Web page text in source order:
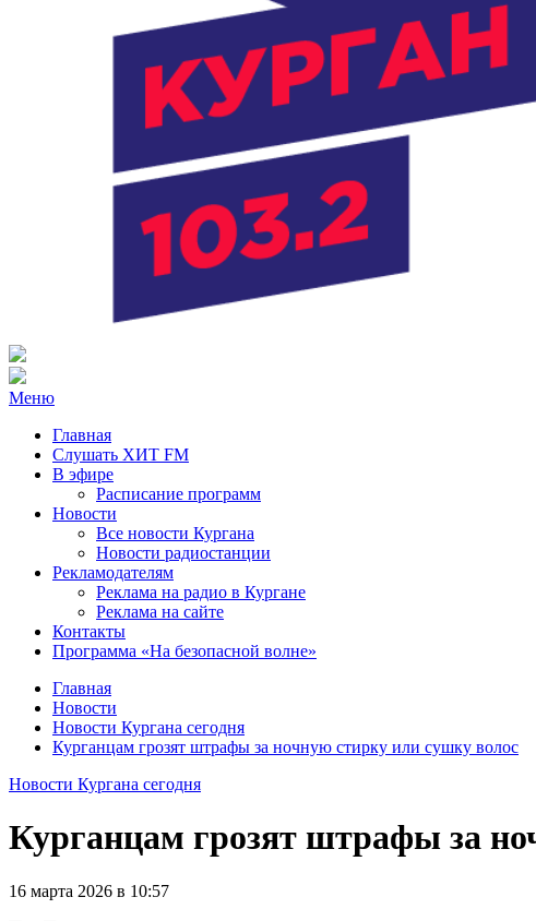
Радио ХИТ FM Курган
103.2 FM
Меню
Главная
Слушать ХИТ FM
В эфире
Расписание программ
Новости
Все новости Кургана
Новости радиостанции
Рекламодателям
Реклама на радио в Кургане
Реклама на сайте
Контакты
Программа «На безопасной волне»
Главная
Новости
Новости Кургана сегодня
Курганцам грозят штрафы за ночную стирку или сушку волос
Новости Кургана сегодня
Курганцам грозят штрафы за
16 марта 2026 в 10:57